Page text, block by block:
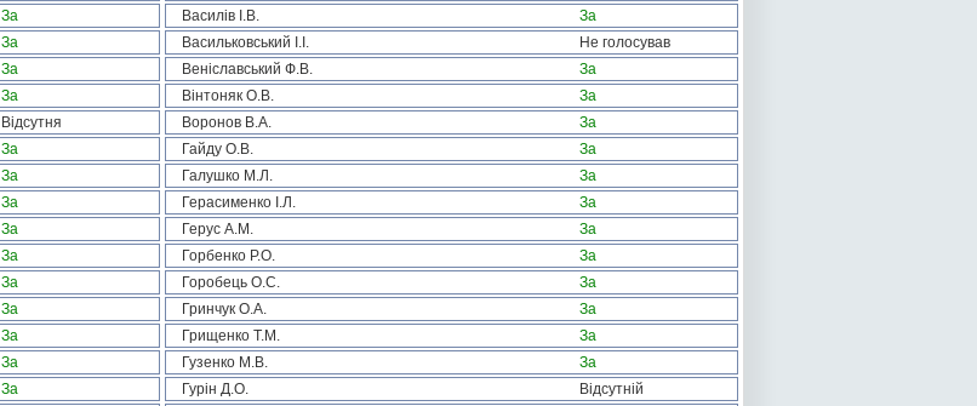
За Василів І.В.
За
За Васильковський І.І.
Не голосував
За Веніславський Ф.В.
За
За Вінтоняк О.В.
За
Відсутня Воронов В.А.
За
За Гайду О.В.
За
За Галушко М.Л.
За
За Герасименко І.Л.
За
За Герус А.М.
За
За Горбенко Р.О.
За
За Горобець О.С.
За
За Гринчук О.А.
За
За Грищенко Т.М.
За
За Гузенко М.В.
За
За Гурін Д.О.
Відсутній